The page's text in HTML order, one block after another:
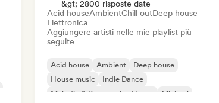
&gt; 2800 risposte date
Acid houseAmbientChill outDeep house
Elettronica
Aggiungere artisti nelle mie playlist più
seguite
Acid house Ambient
Deep house
House music
Indie Dance
Melodic & Progressive House
Minimal